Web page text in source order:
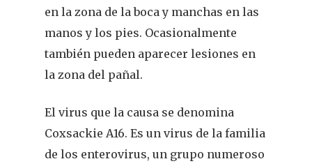
en la zona de la boca y manchas en las
manos y los pies. Ocasionalmente
también pueden aparecer lesiones en
la zona del pañal.
El virus que la causa se denomina
Coxsackie A16. Es un virus de la familia
de los enterovirus, un grupo numeroso